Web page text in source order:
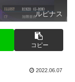
ルピナス
コピー
2022.06.07